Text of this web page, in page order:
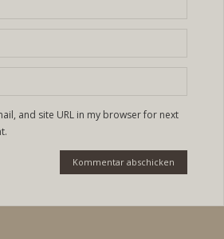
and site URL in my browser for next